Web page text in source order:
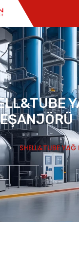
EŞANJÖRÜ
SHELL&TUBE